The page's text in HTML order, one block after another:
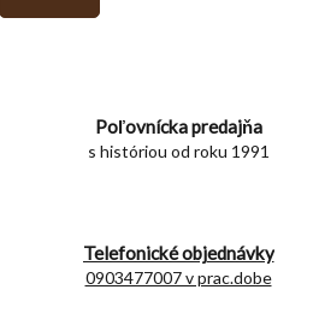
Poľovnícka predajňa
s históriou od roku 1991
Telefonické objednávky
0903477007 v prac.dobe